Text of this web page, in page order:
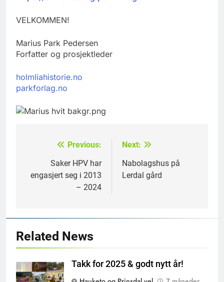
VELKOMMEN!
Marius Park Pedersen
Forfatter og prosjektleder
holmliahistorie.no
parkforlag.no
Innleggsnavigasjon
Previous:
Saker HPV har
engasjert seg i 2013
– 2024
Next:
Nabolagshus på
Lerdal gård
Related News
Takk for 2025 & godt nytt år!